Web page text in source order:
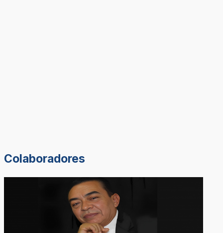
Colaboradores